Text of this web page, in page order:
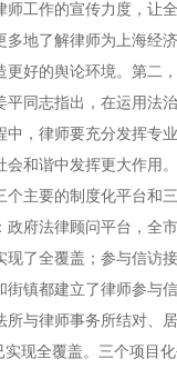
师工作的宣传力度，让
多地了解律师为上海经
更好的舆论环境。第二
平同志指出，在运用法
中，律师要充分发挥专
会和谐中发挥更大作用
个主要的制度化平台和
政府法律顾问平台，全
现了全覆盖；参与信访
街镇都建立了律师参与
所与律师事务所结对、
实现全覆盖。三个项目